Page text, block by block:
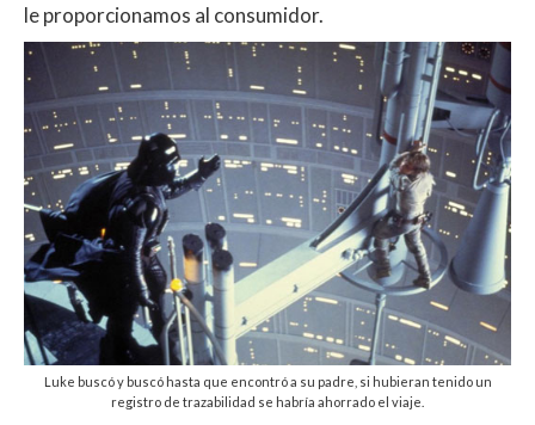
le proporcionamos al consumidor.
Luke buscó y buscó hasta que encontró a su padre, si hubieran tenido un
registro de trazabilidad se habría ahorrado el viaje.